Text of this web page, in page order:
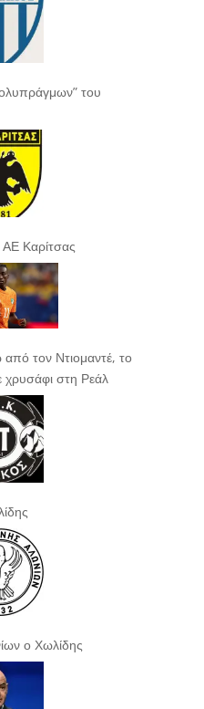
του
Καρίτσας
τον Ντιομαντέ, το
χρυσάφι στη Ρεάλ
ο Χωλίδης